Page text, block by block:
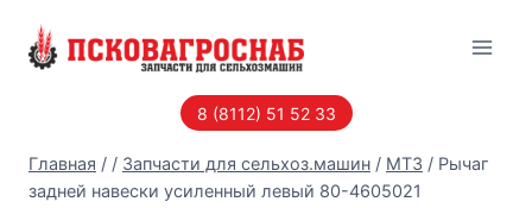
8 (8112) 51 52 33
Главная / / Запчасти для сельхоз.машин / МТЗ / Рычаг
задней навески усиленный левый 80-4605021